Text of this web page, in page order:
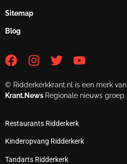
Sitemap
Blog
© Ridderkerkkrant.nl is een merk van
Krant.News Regionale nieuws groep.
Restaurants Ridderkerk
Kinderopvang Ridderkerk
Tandarts Ridderkerk